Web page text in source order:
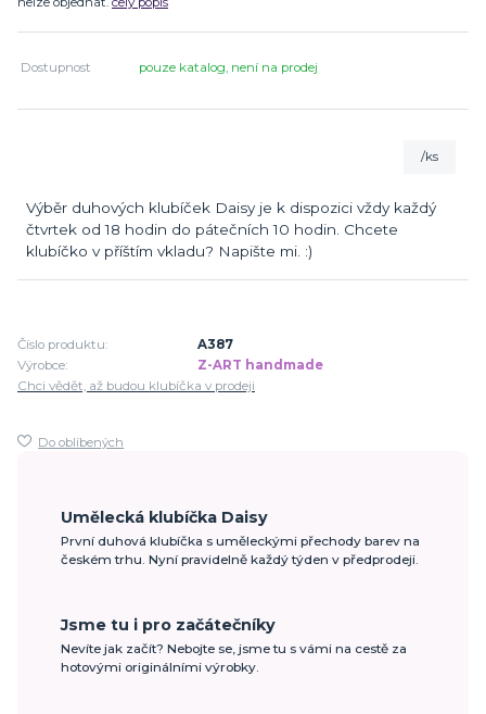
Dostupnost pouze katalog, není na prodej
/ks
Výběr duhových klubíček Daisy je k dispozici vždy každý
čtvrtek od 18 hodin do pátečních 10 hodin. Chcete
klubíčko v příštím vkladu? Napište mi. :)
Číslo produktu:
A387
Výrobce:
Z-ART handmade
Chci vědět, až budou klubíčka v prodeji
Do oblíbených
Umělecká klubíčka Daisy
První duhová klubíčka s uměleckými přechody barev na
českém trhu. Nyní pravidelně každý týden v předprodeji.
Jsme tu i pro začátečníky
Nevíte jak začít? Nebojte se, jsme tu s vámi na cestě za
hotovými originálními výrobky.